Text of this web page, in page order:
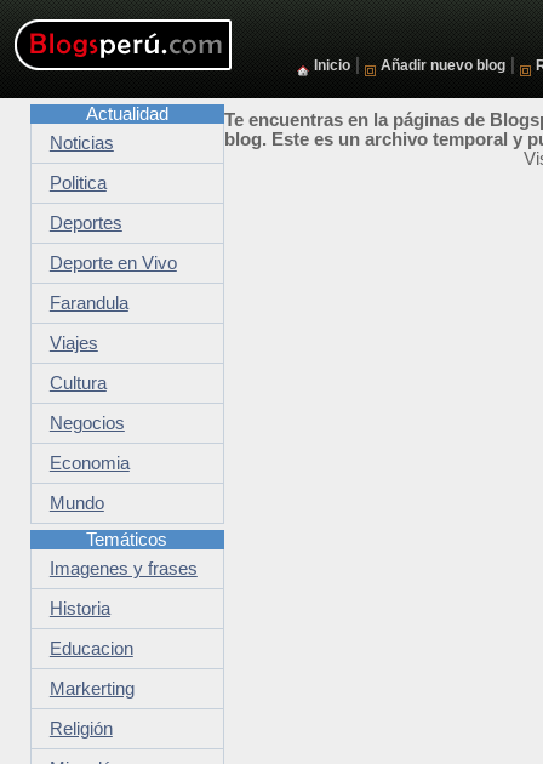
Inicio Añadir nuevo blog
Te encuentras en la páginas de
blog. Este es un archivo temporal y
Actualidad
Noticias
Politica
Deportes
Deporte en Vivo
Farandula
Viajes
Cultura
Negocios
Economia
Mundo
Temáticos
Imagenes y frases
Historia
Educacion
Markerting
Religión